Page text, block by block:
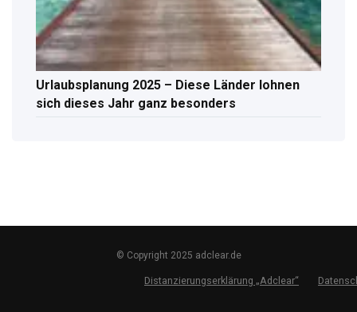
Urlaubsplanung 2025 – Diese Länder lohnen
sich dieses Jahr ganz besonders
© Copyright 2025 adclear.de
Distanzierungserklärung „Adclear“